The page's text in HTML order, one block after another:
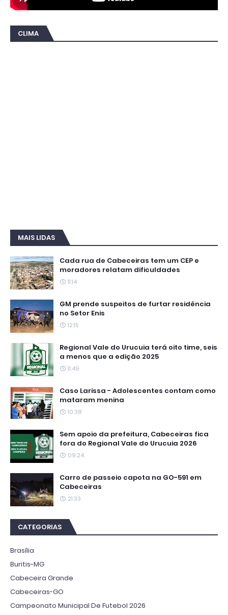
CLIMA
MAIS LIDAS
Cada rua de Cabeceiras tem um CEP e
moradores relatam dificuldades
11:14
GM prende suspeitos de furtar residência
no Setor Enis
12:15
Regional Vale do Urucuia terá oito time, seis
a menos que a edição 2025
11:49
Caso Larissa - Adolescentes contam como
mataram menina
10:38
Sem apoio da prefeitura, Cabeceiras fica
fora do Regional Vale do Urucuia 2026
09:24
Carro de passeio capota na GO-591 em
Cabeceiras
21:33
CATEGORIAS
Brasília
Buritis-MG
Cabeceira Grande
Cabeceiras-GO
Campeonato Municipal De Futebol 2026